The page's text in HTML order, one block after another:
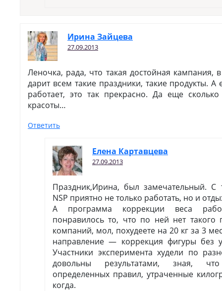
Ирина Зайцева
27.09.2013
Леночка, рада, что такая достойная кампания,
дарит всем такие праздники, такие продукты. А
работает, это так прекрасно. Да еще
красоты…
Ответить
Елена Картавцева
27.09.2013
Праздник,Ирина, был замечательный. С
NSP приятно не только работать, но и
А программа коррекции веса
понравилось то, что по ней нет такого
компаний, мол, похудеете на 20 кг за 3
направление — коррекция фигуры без
Участники эксперимента худели по
довольны результатами, зная,
определенных правил, утраченные
когда.